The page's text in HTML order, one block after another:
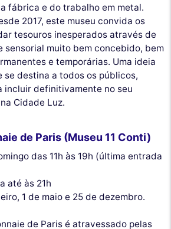
fábrica e do trabalho em metal.
2017, este museu convida os
tesouros inesperados através de
sensorial muito bem concebido, bem
e temporárias. Uma ideia
se destina a todos os públicos,
incluir definitivamente no seu
Cidade Luz.
de Paris (Museu 11 Conti)
das 11h às 19h (última entrada
até às 21h
1 de maio e 25 de dezembro.
de Paris é atravessado pelas